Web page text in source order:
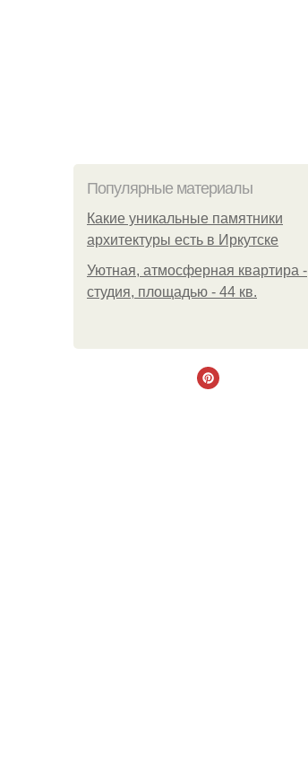
Популярные материалы
Какие уникальные памятники
архитектуры есть в Иркутске
Уютная, атмосферная квартира -
студия, площадью - 44 кв.